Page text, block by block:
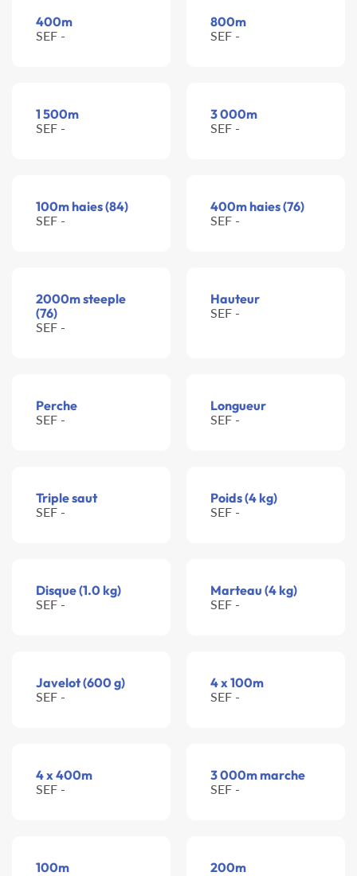
400m
SEF -
800m
SEF -
1 500m
SEF -
3 000m
SEF -
100m haies (84)
SEF -
400m haies (76)
SEF -
2000m steeple
(76)
SEF -
Hauteur
SEF -
Perche
SEF -
Longueur
SEF -
Triple saut
SEF -
Poids (4 kg)
SEF -
Disque (1.0 kg)
SEF -
Marteau (4 kg)
SEF -
Javelot (600 g)
SEF -
4 x 100m
SEF -
4 x 400m
SEF -
3 000m marche
SEF -
100m 200m